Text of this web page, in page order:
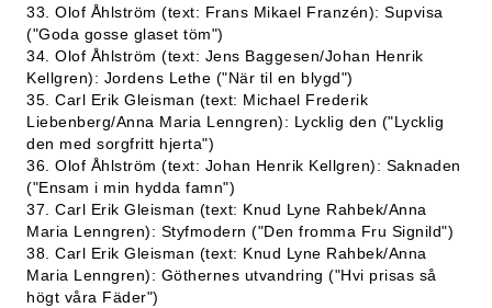
33. Olof Åhlström (text: Frans Mikael Franzén): Supvisa
("Goda gosse glaset töm")
34. Olof Åhlström (text: Jens Baggesen/Johan Henrik
Kellgren): Jordens Lethe ("När til en blygd")
35. Carl Erik Gleisman (text: Michael Frederik
Liebenberg/Anna Maria Lenngren): Lycklig den ("Lycklig
den med sorgfritt hjerta")
36. Olof Åhlström (text: Johan Henrik Kellgren): Saknaden
("Ensam i min hydda famn")
37. Carl Erik Gleisman (text: Knud Lyne Rahbek/Anna
Maria Lenngren): Styfmodern ("Den fromma Fru Signild")
38. Carl Erik Gleisman (text: Knud Lyne Rahbek/Anna
Maria Lenngren): Göthernes utvandring ("Hvi prisas så
högt våra Fäder")